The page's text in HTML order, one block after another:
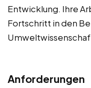
Entwicklung. Ihre
Fortschritt in den
Anforderungen